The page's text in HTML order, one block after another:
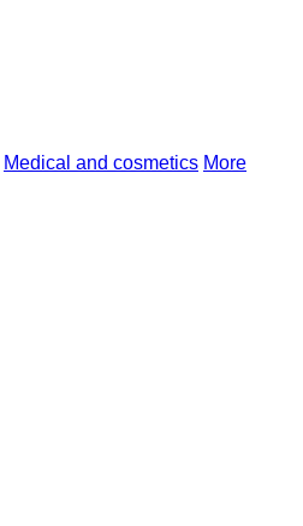
Medical and cosmetics More